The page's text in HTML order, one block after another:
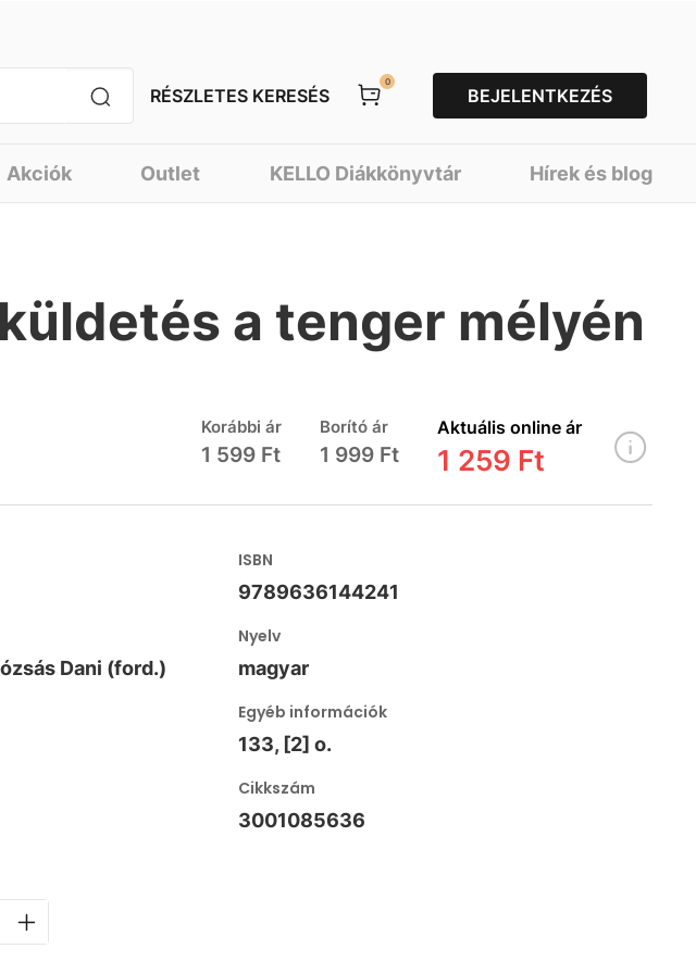
RÉSZLETES KERESÉS
0
BEJELENTKEZÉS
Akciók Outlet KELLO Diákkönyvtár Hírek és blog
a tenger mélyén
Korábbi ár
1 599 Ft
Borító ár
1 999 Ft
Aktuális online ár
1 259 Ft
ISBN
9789636144241
Dani (ford.)
Nyelv
magyar
Egyéb információk
133, [2] o.
Cikkszám
3001085636